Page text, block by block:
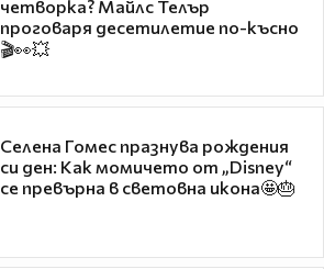
четворка? Майлс Телър
проговаря десетилетие по-късно
🎬👀💥
Селена Гомес празнува рождения
си ден: Как момичето от „Disney“
се превърна в световна икона🤩🎂